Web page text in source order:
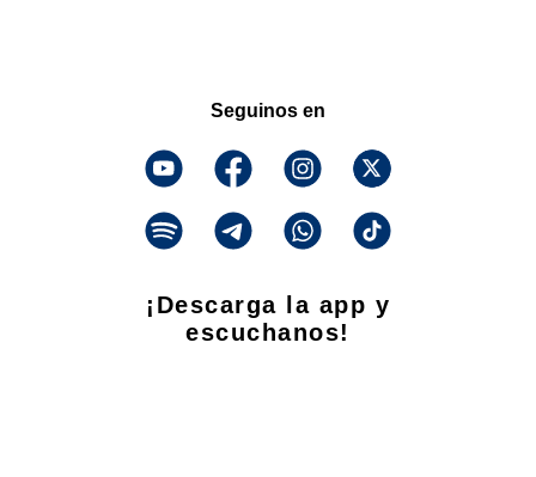
Seguinos en
¡Descarga la app y
escuchanos!